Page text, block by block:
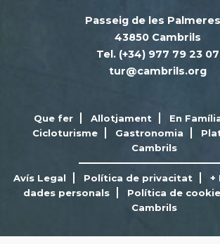
Passeig de les
43850 Cambrils
Tel. (+34) 977 79 23 07
tur@cambrils.org
Que fer Allotjament En
Cicloturisme
Gastronomia
Cambrils
Avís Legal Política de privacitat
+
dades personals
Política de
Cambrils